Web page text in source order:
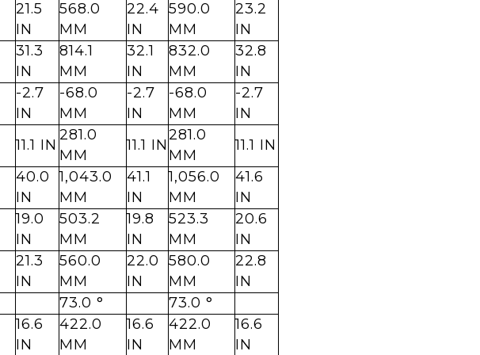
21.5
IN
568.0
MM
22.4
IN
590.0
MM
23.2
IN
31.3
IN
814.1
MM
32.1
IN
832.0
MM
32.8
IN
-2.7
IN
-68.0
MM
-2.7
IN
-68.0
MM
-2.7
IN
11.1 IN
281.0
MM
11.1 IN
281.0
MM
11.1 IN
40.0
IN
1,043.0
MM
41.1
IN
1,056.0
MM
41.6
IN
19.0
IN
503.2
MM
19.8
IN
523.3
MM
20.6
IN
21.3
IN
560.0
MM
22.0
IN
580.0
MM
22.8
IN
73.0 °
73.0 °
16.6
IN
422.0
MM
16.6
IN
422.0
MM
16.6
IN